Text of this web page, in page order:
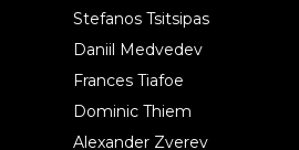
Stefanos Tsitsipas
Daniil Medvedev
Frances Tiafoe
Dominic Thiem
Alexander Zverev